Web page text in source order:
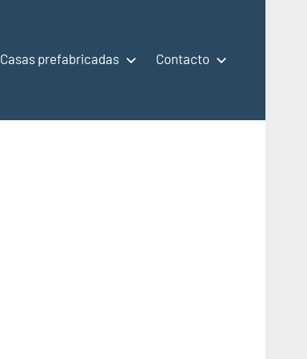
Casas prefabricadas Contacto